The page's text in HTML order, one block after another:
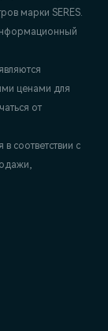
марки SERES.
ценами для
от
соответствии с